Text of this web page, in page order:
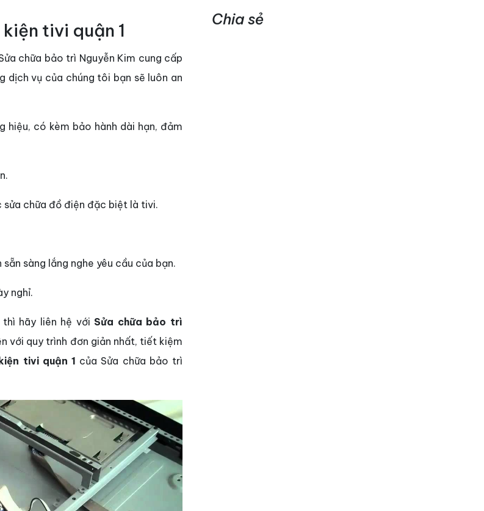
tivi quận 1
chữa bảo trì Nguyễn Kim cung cấp
dịch vụ của chúng tôi bạn sẽ luôn an
hiệu, có kèm bảo hành dài hạn, đảm
chữa đồ điện đặc biệt là tivi.
sàng lắng nghe yêu cầu của bạn.
nghỉ.
hãy liên hệ với Sửa chữa bảo trì
với quy trình đơn giản nhất, tiết kiệm
tivi quận 1 của Sửa chữa bảo trì
Chia sẻ